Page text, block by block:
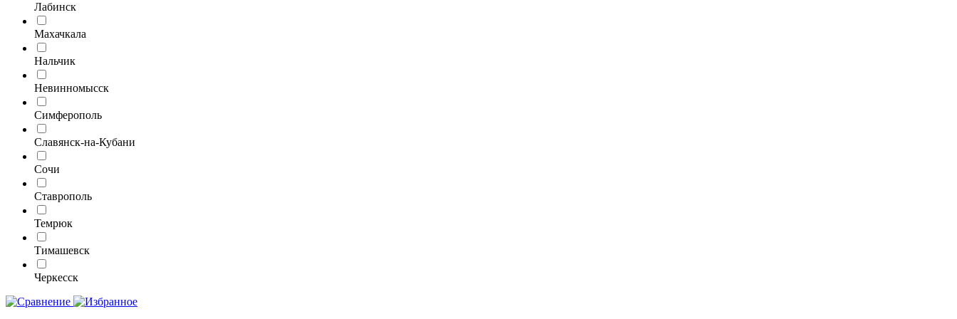
Лабинск
Махачкала
Нальчик
Невинномысск
Симферополь
Славянск-на-Кубани
Сочи
Ставрополь
Темрюк
Тимашевск
Черкесск